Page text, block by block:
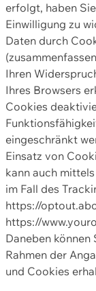
erfolgt, haben
Einwilligung zu
Daten durch
Ihren
Ihres Browsers
Cookies
eingeschränkt
Einsatz von
kann auch
im Fall des
https://
https://
Daneben
Rahmen der
und Cookies